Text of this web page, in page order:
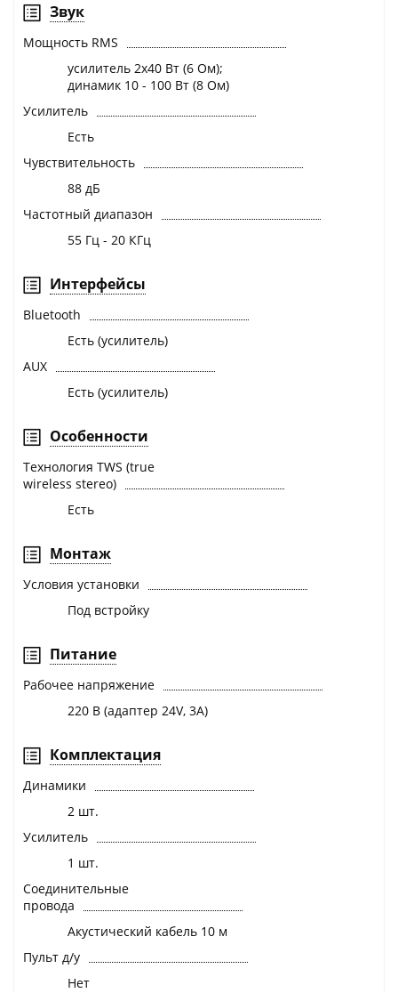
Звук
Мощность RMS
усилитель 2х40 Вт (6 Ом);
динамик 10 - 100 Вт (8 Ом)
Усилитель
Есть
Чувствительность
88 дБ
Частотный диапазон
55 Гц - 20 КГц
Интерфейсы
Bluetooth
Есть (усилитель)
AUX
Есть (усилитель)
Особенности
Технология TWS (true
wireless stereo)
Есть
Монтаж
Условия установки
Под встройку
Питание
Рабочее напряжение
220 В (адаптер 24V, 3A)
Комплектация
Динамики
2 шт.
Усилитель
1 шт.
Соединительные
провода
Акустический кабель 10 м
Пульт д/у
Нет